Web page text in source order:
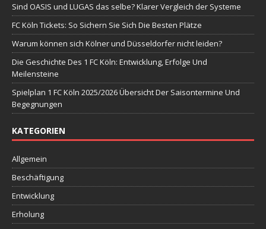
Sind OASIS und LUGAS das selbe? Klarer Vergleich der Systeme
FC Köln Tickets: So Sichern Sie Sich Die Besten Plätze
Warum können sich Kölner und Düsseldorfer nicht leiden?
Die Geschichte Des 1 FC Köln: Entwicklung, Erfolge Und
Meilensteine
Spielplan 1 FC Köln 2025/2026 Übersicht Der Saisontermine Und
Begegnungen
KATEGORIEN
Allgemein
Beschäftigung
Entwicklung
Erholung